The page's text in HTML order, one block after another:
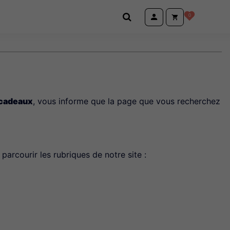
0
, vous informe que la page que vous recherchez
les rubriques de notre site :